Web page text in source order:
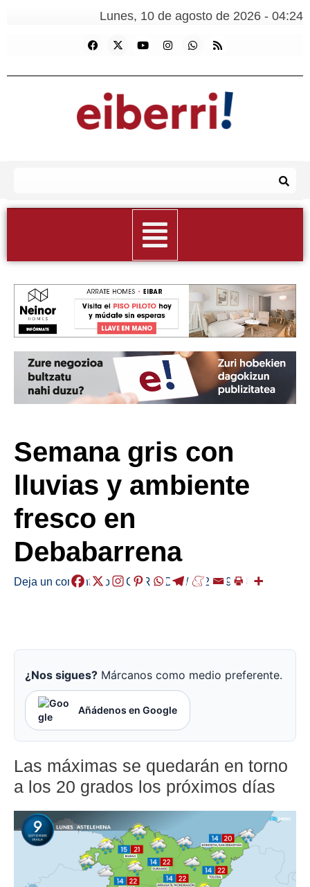
Lunes, 10 de agosto de 2026 - 04:24
Semana gris con
lluvias y ambiente
fresco en
Debabarrena
Deja un comentario /EGURALDIA/ 2024-09-09
¿Nos sigues? Márcanos como medio preferente.
Añádenos en Google
Las máximas se quedarán en torno
a los 20 grados los próximos días